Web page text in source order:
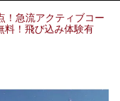
ょうか。実は現在は「地
和」として営業を再開し
！急流アクティブコー
料！飛び込み体験有